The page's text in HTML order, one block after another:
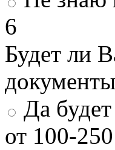
6
Будет ли
Да
от 100-